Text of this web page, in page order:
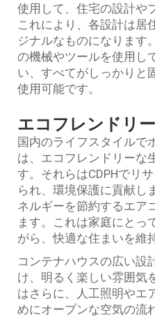
使用して、住宅の設計や
これにより、各設計は居
ジナルなものになります
の機械やツールを使用し
い、すべてがしっかりと
使用可能です。
エコフレンドリ
国内のライフスタイルで
は、エコフレンドリーな
す。それらはCDPHでリ
られ、環境保護に貢献し
ネルギーを節約するエア
ます。これは家庭にとっ
がら、快適な住まいを維
コンテナハウスの広い設
け、明るく楽しい雰囲気
はさらに、人工照明やエ
めにオープンな空気の流